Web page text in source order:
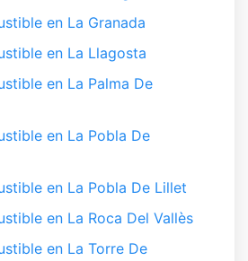
en La Granada
en La Llagosta
en La Palma De
en La Pobla De
en La Pobla De Lillet
en La Roca Del Vallès
en La Torre De